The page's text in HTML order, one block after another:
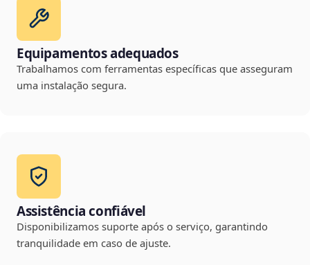
Equipamentos adequados
Trabalhamos com ferramentas específicas que asseguram
uma instalação segura.
Assistência confiável
Disponibilizamos suporte após o serviço, garantindo
tranquilidade em caso de ajuste.